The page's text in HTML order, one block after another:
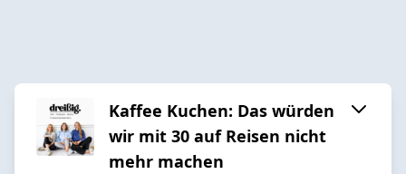
Kaffee Kuchen: Das würden
wir mit 30 auf Reisen nicht
mehr machen